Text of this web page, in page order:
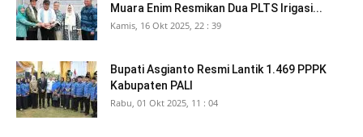
Muara Enim Resmikan Dua PLTS Irigasi...
Kamis, 16 Okt 2025, 22 : 39
Bupati Asgianto Resmi Lantik 1.469 PPPK
Kabupaten PALI
Rabu, 01 Okt 2025, 11 : 04